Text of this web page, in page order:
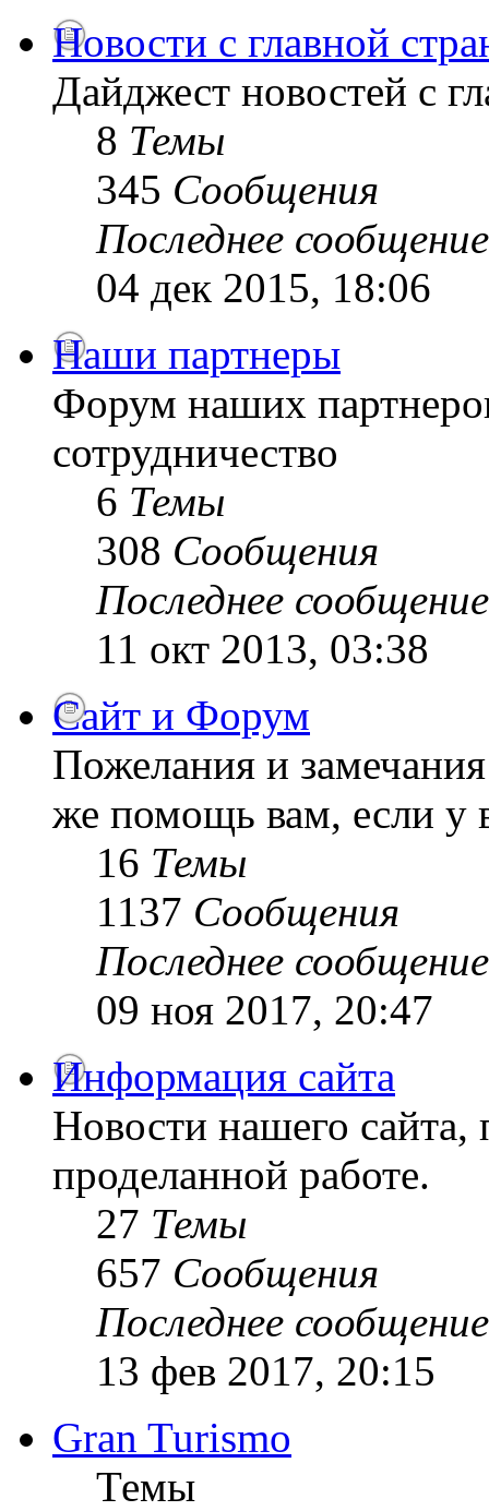
Новости с главной
Дайджест новостей с
8 Темы
345 Сообщения
Последнее сообщение
04 дек 2015, 18:06
Наши партнеры
Форум наших
сотрудничество
6 Темы
308 Сообщения
Последнее сообщение
11 окт 2013, 03:38
Сайт и Форум
Пожелания и
же помощь вам, если у
16 Темы
1137 Сообщения
Последнее сообщение
09 ноя 2017, 20:47
Информация сайта
Новости нашего
проделанной работе.
27 Темы
657 Сообщения
Последнее сообщение
13 фев 2017, 20:15
Gran Turismo
Темы